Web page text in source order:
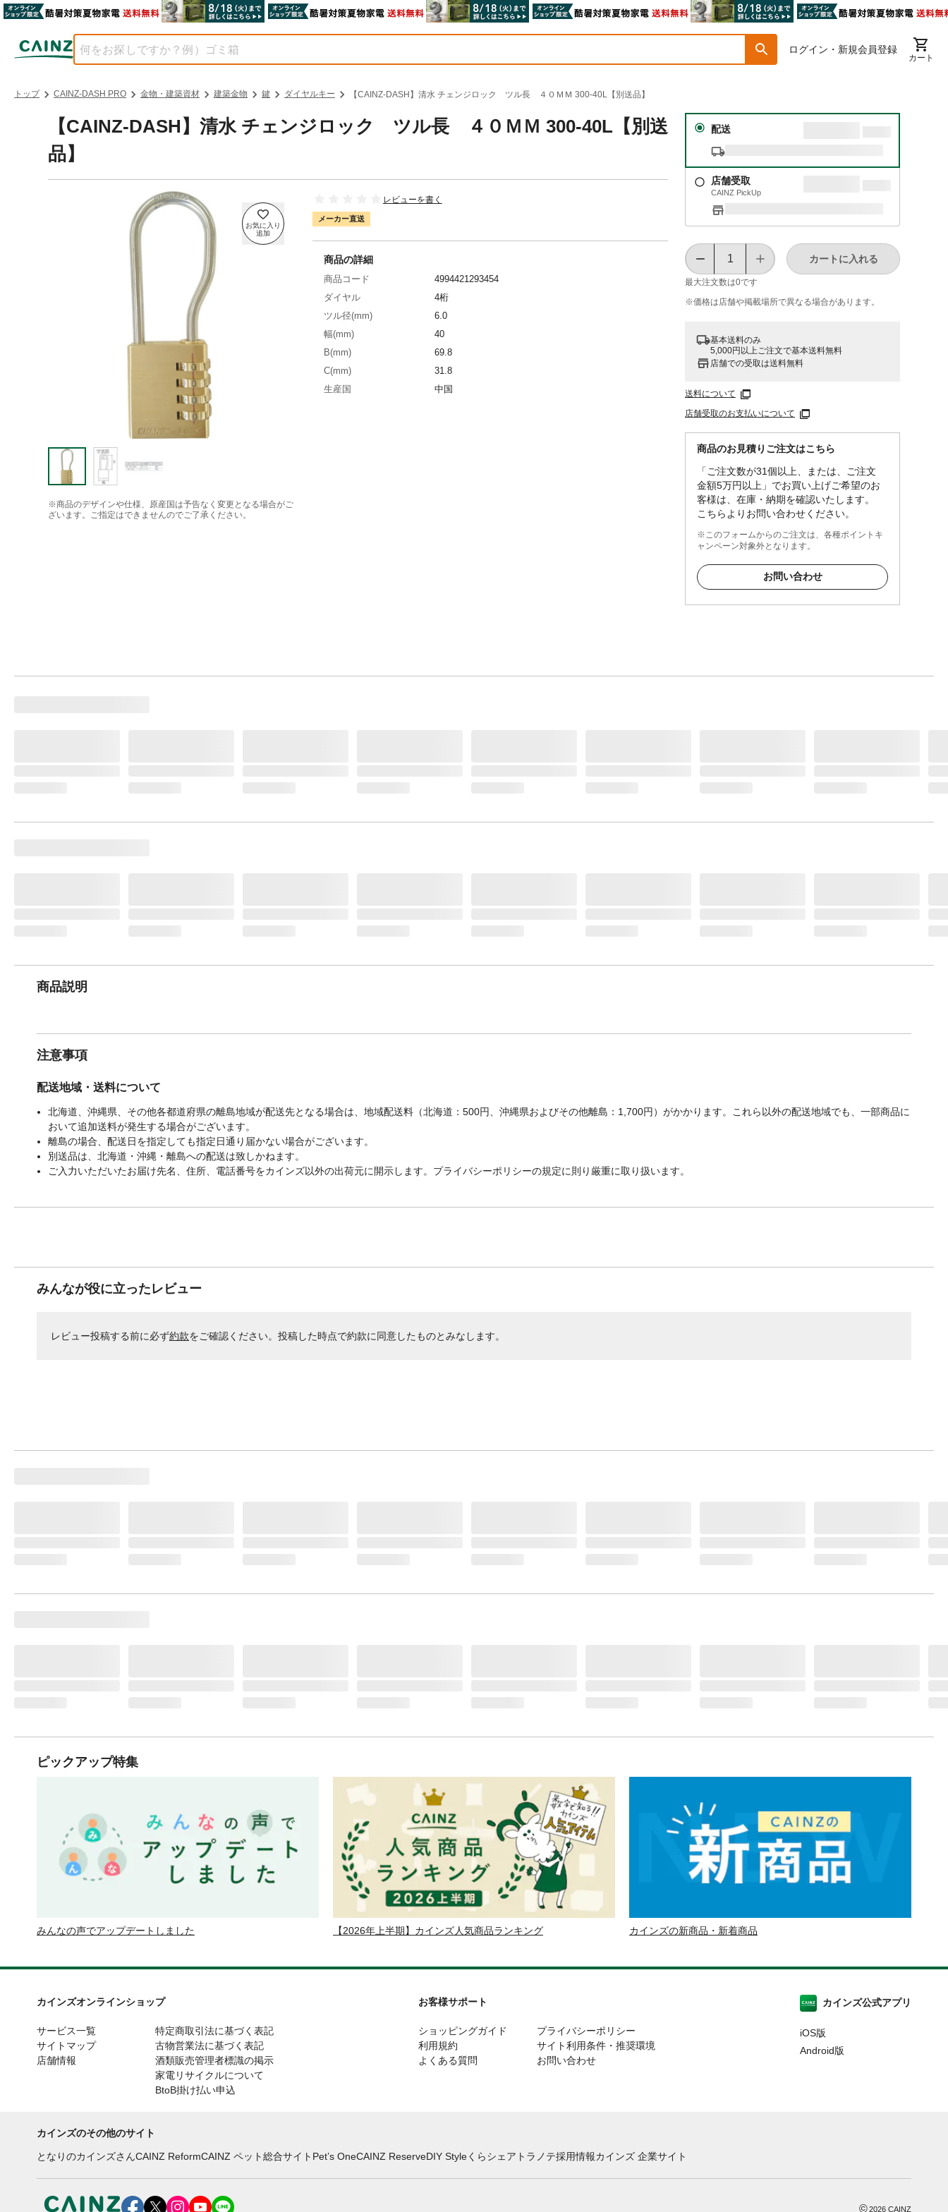
ログイン・新規会員登録
カート
トップ CAINZ-DASH PRO 金物・建築資材 建築金物 鍵 ダイヤルキー 【CAINZ-DASH】清水 チェンジロック ツル長 ４０ＭＭ 300-40L【別送品】
【CAINZ-DASH】清水 チェンジロック ツル長 ４０ＭＭ 300-40L【別送
品】
※商品のデザインや仕様、原産国は予告なく変更となる場合がご
ざいます。ご指定はできませんのでご了承ください。
レビューを書く
メーカー直送
配送
店舗受取
CAINZ PickUp
最大注文数は0です
カートに入れる
※価格は​店舗や​掲載場所で​異なる​場合が​あります。
基本送料のみ
5,000円以上ご注文で基本送料無料
店舗での受取は送料無料
送料について
店舗受取のお支払いについて
商品のお見積りご注文はこちら
「ご注文数が31個以上、または、ご注文
金額5万円以上」でお買い上げご希望のお
客様は、在庫・納期を確認いたします。
こちらよりお問い合わせください。
※このフォームからのご注文は、各種ポイントキ
ャンペーン対象外となります。
お問い合わせ
商品の詳細
商品コード
4994421293454
ダイヤル
4桁
ツル径(mm)
6.0
幅(mm)
40
B(mm)
69.8
C(mm)
31.8
生産国
中国
商品説明
注意事項
配送地域・送料について
北海道、沖縄県、その他各都道府県の離島地域が配送先となる場合は、地域配送料（北海道：500円、沖縄県およびその他離島：1,700円）がかかります。これら以外の配送地域でも、一部商品に
おいて追加送料が発生する場合がございます。
離島の場合、配送日を指定しても指定日通り届かない場合がございます。
別送品は、北海道・沖縄・離島への配送は致しかねます。
ご入力いただいたお届け先名、住所、電話番号をカインズ以外の出荷元に開示します。プライバシーポリシーの規定に則り厳重に取り扱います。
みんなが役に立ったレビュー
レビュー投稿する前に必ず約款をご確認ください。投稿した時点で約款に同意したものとみなします。
ピックアップ特集
みんなの声でアップデートしました 【2026年上半期】カインズ人気商品ランキング カインズの新商品・新着商品
カインズオンラインショップ
サービス一覧
サイトマップ
店舗情報
特定商取引法に基づく表記
古物営業法に基づく表記
酒類販売管理者標識の掲示
家電リサイクルについて
BtoB掛け払い申込
お客様サポート
ショッピングガイド
利用規約
よくある質問
プライバシーポリシー
サイト利用条件・推奨環境
お問い合わせ
カインズ公式アプリ
iOS版
Android版
カインズのその他のサイト
となりのカインズさんCAINZ ReformCAINZ ペット総合サイト Pet’s OneCAINZ ReserveDIY Styleくらシェア トラノテ採用情報カインズ 企業サイト
©2026 CAINZ